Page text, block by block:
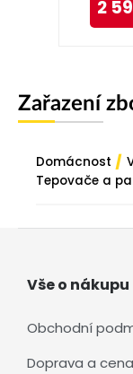
2
Zařazení
Domácnost /
Tepovače a
Vše o nákupu
Obchodní
Doprava a cena